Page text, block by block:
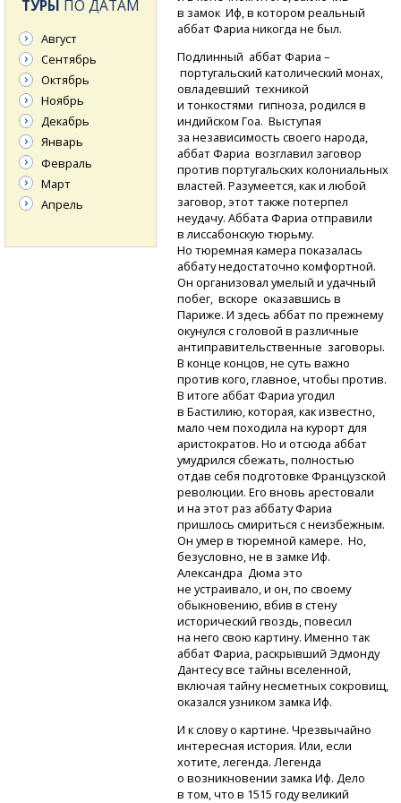
в замок Иф, в котором реальный
аббат Фариа никогда не был.
Подлинный аббат Фариа –
португальский католический монах,
овладевший техникой
и тонкостями гипноза, родился в
индийском Гоа. Выступая
за независимость своего народа,
аббат Фариа возглавил заговор
против португальских колониальных
властей. Разумеется, как и любой
заговор, этот также потерпел
неудачу. Аббата Фариа отправили
в лиссабонскую тюрьму.
Но тюремная камера показалась
аббату недостаточно комфортной.
Он организовал умелый и удачный
побег, вскоре оказавшись в
Париже. И здесь аббат по прежнему
окунулся с головой в различные
антиправительственные заговоры.
В конце концов, не суть важно
против кого, главное, чтобы против.
В итоге аббат Фариа угодил
в Бастилию, которая, как известно,
мало чем походила на курорт для
аристократов. Но и отсюда аббат
умудрился сбежать, полностью
отдав себя подготовке Французской
революции. Его вновь арестовали
и на этот раз аббату Фариа
пришлось смириться с неизбежным.
Он умер в тюремной камере. Но,
безусловно, не в замке Иф.
Александра Дюма это
не устраивало, и он, по своему
обыкновению, вбив в стену
исторический гвоздь, повесил
на него свою картину. Именно так
аббат Фариа, раскрывший Эдмонду
Дантесу все тайны вселенной,
включая тайну несметных сокровищ,
оказался узником замка Иф.
И к слову о картине. Чрезвычайно
интересная история. Или, если
хотите, легенда. Легенда
о возникновении замка Иф. Дело
в том, что в 1515 году великий
ТУРЫ ПО ДАТАМ
Август
Сентябрь
Октябрь
Ноябрь
Декабрь
Январь
Февраль
Март
Апрель